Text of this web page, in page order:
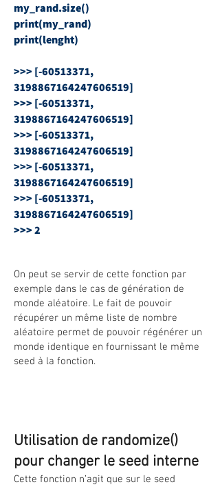
my_rand.size()
print(my_rand)
print(lenght)
>>> [-60513371,
3198867164247606519]
>>> [-60513371,
3198867164247606519]
>>> [-60513371,
3198867164247606519]
>>> [-60513371,
3198867164247606519]
>>> [-60513371,
3198867164247606519]
>>> 2
On peut se servir de cette fonction par
exemple dans le cas de génération de
monde aléatoire. Le fait de pouvoir
récupérer un même liste de nombre
aléatoire permet de pouvoir régénérer un
monde identique en fournissant le même
seed à la fonction.
Utilisation de randomize()
pour changer le seed interne
Cette fonction n’agit que sur le seed